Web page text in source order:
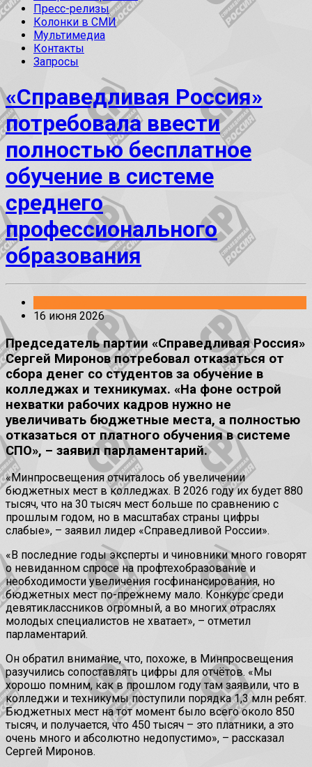
Пресс-релизы
Колонки в СМИ
Мультимедиа
Контакты
Запросы
«Справедливая Россия»
потребовала ввести
полностью бесплатное
обучение в системе
среднего
профессионального
образования
16 июня 2026
Председатель партии «Справедливая Россия»
Сергей Миронов потребовал отказаться от
сбора денег со студентов за обучение в
колледжах и техникумах. «На фоне острой
нехватки рабочих кадров нужно не
увеличивать бюджетные места, а полностью
отказаться от платного обучения в системе
СПО», – заявил парламентарий.
«Минпросвещения отчиталось об увеличении
бюджетных мест в колледжах. В 2026 году их будет 880
тысяч, что на 30 тысяч мест больше по сравнению с
прошлым годом, но в масштабах страны цифры
слабые», – заявил лидер «Справедливой России».
«В последние годы эксперты и чиновники много говорят
о невиданном спросе на профтехобразование и
необходимости увеличения госфинансирования, но
бюджетных мест по-прежнему мало. Конкурс среди
девятиклассников огромный, а во многих отраслях
молодых специалистов не хватает», – отметил
парламентарий.
Он обратил внимание, что, похоже, в Минпросвещения
разучились сопоставлять цифры для отчётов. «Мы
хорошо помним, как в прошлом году там заявили, что в
колледжи и техникумы поступили порядка 1,3 млн ребят.
Бюджетных мест на тот момент было всего около 850
тысяч, и получается, что 450 тысяч – это платники, а это
очень много и абсолютно недопустимо», – рассказал
Сергей Миронов.